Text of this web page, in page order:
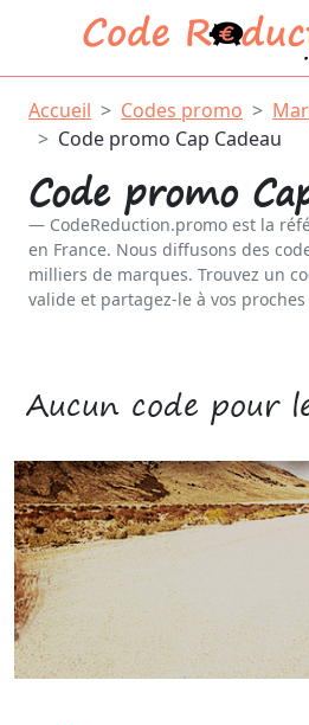
Accueil Codes promo
Code promo Cap Cadeau
Code promo
CodeReduction.promo est la
en France. Nous diffusons des
milliers de marques. Trouvez un
valide et partagez-le à vos proches
Aucun code pour